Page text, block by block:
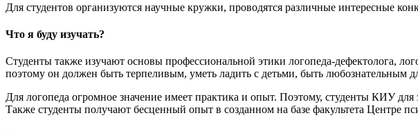
Для студентов организуются научные кружки, проводятся различные интересные
Что я буду изучать?
Студенты также изучают основы профессиональной этики логопеда-дефектолога,
поэтому он должен быть терпеливым, уметь ладить с детьми, быть любознательным
Для логопеда огромное значение имеет практика и опыт. Поэтому, студенты КИУ
Также студенты получают бесценный опыт в созданном на базе факультета Центре